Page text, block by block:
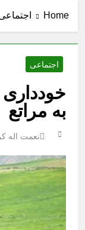
Home
اجتماعی
به مراتع
نعمت اله